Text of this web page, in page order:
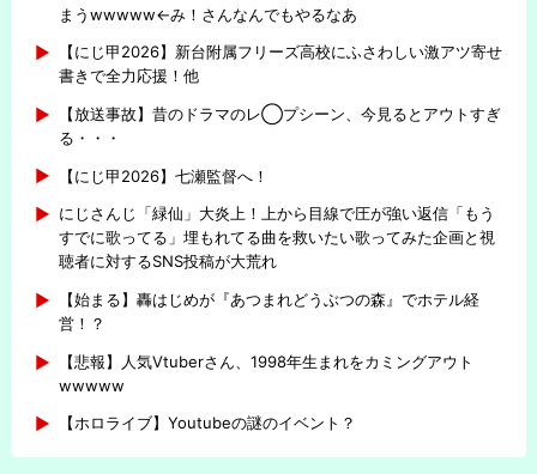
まうwwwww←み！さんなんでもやるなあ
【にじ甲2026】新台附属フリーズ高校にふさわしい激アツ寄せ
書きで全力応援！他
【放送事故】昔のドラマのレ◯プシーン、今見るとアウトすぎ
る・・・
【にじ甲2026】七瀬監督へ！
にじさんじ「緑仙」大炎上！上から目線で圧が強い返信「もう
すでに歌ってる」埋もれてる曲を救いたい歌ってみた企画と視
聴者に対するSNS投稿が大荒れ
【始まる】轟はじめが『あつまれどうぶつの森』でホテル経
営！？
【悲報】人気Vtuberさん、1998年生まれをカミングアウト
wwwww
【ホロライブ】Youtubeの謎のイベント？